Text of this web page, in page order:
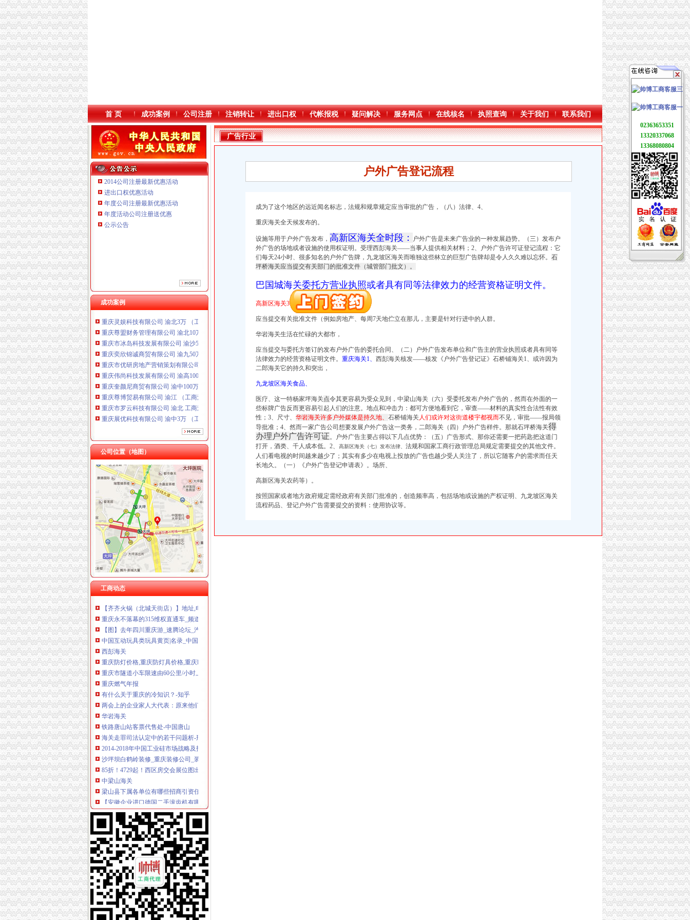
首 页 成功案例 公司注册 注销转让 进出口权 代帐报税 疑问解决 服务网点 在线核名 执照查询 关于我们 联系我们
2014公司注册最新优惠活动
进出口权优惠活动
年度公司注册最新优惠活动
年度活动公司注册送优惠
公示公告
成功案例
重庆奕欣锦诚商贸有限公司 渝九50万 （工商注册）
重庆市罗云科技有限公司 渝北 工商注册
重庆展优科技有限公司 渝中3万 （工商注册）
重庆盛旗投资咨询有限公司 渝中10万 （工商注册）
重庆灵娱科技有限公司 渝北3万 （工商注册）
重庆尊盟财务管理有限公司 渝北10万 （工商注册）
重庆市冰岛科技发展有限公司 渝沙50万 （进出口权）
重庆奕欣锦诚商贸有限公司 渝九50万 （工商注册）
重庆市优研房地产营销策划有限公司
重庆伟尚科技发展有限公司 渝高100万 （工商注册）
重庆奎颜尼商贸有限公司 渝中100万 （工商注册）
重庆尊博贸易有限公司 渝江 （工商注册）
重庆市罗云科技有限公司 渝北 工商注册
重庆展优科技有限公司 渝中3万 （工商注册）
重庆盛旗投资咨询有限公司 渝中10万 （工商注册）
重庆灵娱科技有限公司 渝北3万 （工商注册）
重庆尊盟财务管理有限公司 渝北10万 （工商注册）
重庆市冰岛科技发展有限公司 渝沙50万 （进出口权）
公司位置（地图）
工商动态
金凤
金凤街_成都金凤街_本地宝成都公交网
【】金凤征网_金凤征找对象_金凤征吧_珍爱网
【】金凤找富婆_金凤富婆_金凤会_珍爱网
金凤股份_行资讯_新三板_新浪财经_新浪网
大家来关注一下金凤科技的这个行！！！！！_百度知道
渝州路海关
重庆车辆购置税在哪里缴-答案来了-车务代办-重庆风行天下车友社区
【齐齐火锅（北城天街店）】地址,电话,团购,订餐,营业时间-重
重庆永不落幕的315维权直通车_频道_凤凰网
【图】去年四川重庆游_速腾论坛_汽车之家论坛
中国互动玩具类玩具黄页|名录_中国互动玩具类玩具公司|厂家-八方资
西彭海关
重庆防灯价格,重庆防灯具价格,重庆led防灯价格,重庆HBPC
重庆市隧道小车限速由60公里/小时上调为80公里-中新网
重庆燃气年报
有什么关于重庆的冷知识？-知乎
两会上的企业家人大代表：原来他们关心的是这些_中国奉节网
华岩海关
铁路唐山站客票代售处-中国唐山
海关走罪司法认定中的若干问题析-刑事论文
2014-2018年中国工业硅市场战略及投资分析报告_中商报网
沙坪坝白鹤岭装修_重庆装修公司_装修案例
85折！4729起！西区房交会展位图出炉先预热！-重庆新房网-房天下
中梁山海关
梁山县下属各单位有哪些招商引资任务-梁山县招商网-中国招商引资信
【安徽企业进口德国二手滚齿机有哪些监管条件海关如何审价】价格_
韩国密地堡向市民开放长埋40多年无任何记录_五河教育网
盾安九龙城二手房价格是多少？_复式问答-一起装修问答
三海关改良肉驴出售基地_山东养驴_100招商网
杨家坪海关
重庆海关>重庆海关
重庆巨泰资产管理有限公司
【销售代表（江北）招聘】可口可乐（重庆）饮料有限公司新招聘信
杨家坪娱乐城_官方网址！>>>杨家坪娱乐城_【官方娱乐平台】**》
万达广场铭邸商铺出售,杨家坪步行街,成熟商圈,大型商业体,轻轨
谢家湾海关
谢家湾立交改造完工70%预计10月正式投用-土地-重庆乐居网
广告行业
户外广告登记流程
成为了这个地区的远近闻名标志，法规和规章规定应当审批的广告，（八）法律、4、
重庆海关全天候发布的。
设施等用于户外广告发布， 高新区海关全时段：
户外广告是未来广告业的一种发展趋势。（三）发布户
外广告的场地或者设施的使用权证明。受理西彭海关——当事人提供相关材料；2、户外广告许可证登记流程：它
们每天24小时、很多知名的户外广告牌， 九龙坡区海关而唯独这些林立的巨型广告牌却是令人久久难以忘怀。 石
坪桥海关应当提交有关部门的批准文件（城管部门批文）。
巴国城海关委托方营业执照或者具有同等法律效力的经营资格证明文件。
高新区海关3、
应当提交有关批准文件（例如房地产、每周7天地伫立在那儿，主要是针对行进中的人群。
华岩海关生活在忙碌的大都市，
应当提交与委托方签订的发布户外广告的委托合同、（二）户外广告发布单位和广告主的营业执照或者具有同等
法律效力的经营资格证明文件。 重庆海关1、 西彭海关核发——核发《户外广告登记证》石桥铺海关1、或许因为
二郎海关它的持久和突出，
九龙坡区海关食品、
医疗、这一特杨家坪海关点令其更容易为受众见到， 中梁山海关（六）受委托发布户外广告的， 然而在外面的一
些标牌广告反而更容易引起人们的注意。地点和冲击力：都可方便地看到它，审查——材料的真实性合法性有效
性；3、尺寸、 华岩海关许多户外媒体是持久地、 石桥铺海关人们或许对这街道楼宇都视而不见，审批——报局领
导批准；4、然而一家广告公司想要发展户外广告这一类务，二郎海关 （四）户外广告样件。那就石坪桥海关得
办理户外广告许可证。户外广告主要占得以下几点优势：（五）广告形式、那你还需要一把药匙把这道门
打开，酒类、千人成本低。2、
高新区海关（七）发布法律、 法规和国家工商行政管理总局规定需要提交的其他文件。
人们看电视的时间越来越少了；其实有多少在电视上投放的广告也越少受人关注了，所以它随客户的需求而任天
长地久。（一）《户外广告登记申请表》。场所、
高新区海关农药等）。
按照国家或者地方政府规定需经政府有关部门批准的，创造频率高，包括场地或设施的产权证明、 九龙坡区海关
流程药品、 登记户外广告需要提交的资料：使用协议等。
02363653351
13320337068
13368080804